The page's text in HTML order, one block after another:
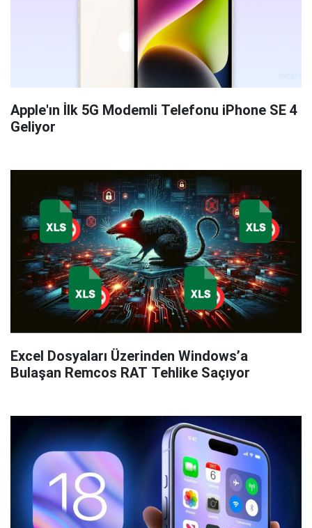
Apple'ın İlk 5G Modemli Telefonu iPhone SE 4
Geliyor
Excel Dosyaları Üzerinden Windows’a
Bulaşan Remcos RAT Tehlike Saçıyor